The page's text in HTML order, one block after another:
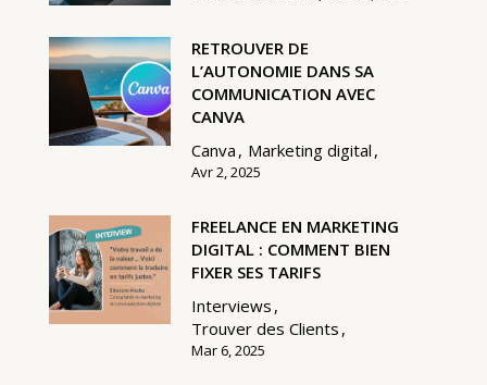
RETROUVER DE
L’AUTONOMIE DANS SA
COMMUNICATION AVEC
CANVA
Canva
Marketing digital
Avr 2, 2025
FREELANCE EN MARKETING
DIGITAL : COMMENT BIEN
FIXER SES TARIFS
Interviews
Trouver des Clients
Mar 6, 2025